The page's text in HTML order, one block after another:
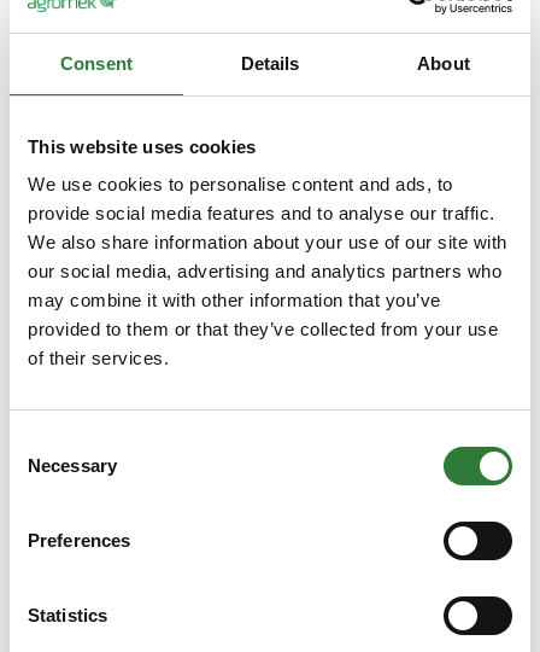
Consent Details About
This website uses cookies
We use cookies to personalise content and ads, to
provide social media features and to analyse our traffic.
We also share information about your use of our site with
our social media, advertising and analytics partners who
may combine it with other information that you’ve
provided to them or that they’ve collected from your use
of their services.
Selection
Necessary
Preferences
Statistics
Produktet er tilføjet af:
Foderteknik
Leverandør af løsninger til præcisionslandbrug.
- Tablet baserede løsninger til fodring, høst og
- NIR-systemer til online korrektion af fodermidler under
indvejning
Se profil